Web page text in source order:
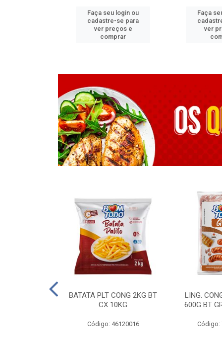
Faça seu login ou
cadastre-se para
ver preços e
comprar
Faça
ver
BATATA PLT CONG 2KG BT
CX 10KG
Código: 46120016
LING.
600G BT
Código: